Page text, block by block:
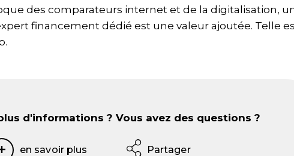
des comparateurs internet et de la digitalisation,
financement dédié est une valeur ajoutée. Telle
d'informations ? Vous avez des questions ?
en savoir plus Partager